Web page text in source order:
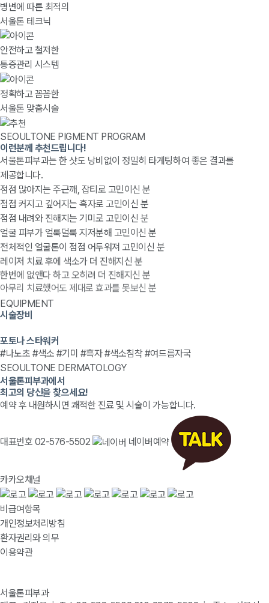
병변에 따른 최적의
서울톤 테크닉
안전하고 철저한
통증관리 시스템
정확하고 꼼꼼한
서울톤 맞춤시술
SEOULTONE PIGMENT PROGRAM
이런분께 추천드립니다!
서울톤피부과는 한 샷도 낭비없이 정밀히 타게팅하여 좋은 결과를
제공합니다.
점점 많아지는 주근깨, 잡티로 고민이신 분
점점 커지고 깊어지는 흑자로 고민이신 분
점점 내려와 진해지는 기미로 고민이신 분
얼굴 피부가 얼룩덜룩 지저분해 고민이신 분
전체적인 얼굴톤이 점점 어두워져 고민이신 분
레이저 치료 후에 색소가 더 진해지신 분
한번에 없앤다 하고 오히려 더 진해지신 분
아무리 치료했어도 제대로 효과를 못보신 분
EQUIPMENT
시술장비
포토나 스타워커
#나노초 #색소 #기미 #흑자 #색소침착 #여드름자국
SEOULTONE DERMATOLOGY
서울톤피부과에서
최고의 당신을 찾으세요!
예약 후 내원하시면 쾌적한 진료 및 시술이 가능합니다.
대표번호 02-576-5502 네이버예약
카카오채널
비급여항목
개인정보처리방침
환자권리와 의무
이용약관
서울톤피부과